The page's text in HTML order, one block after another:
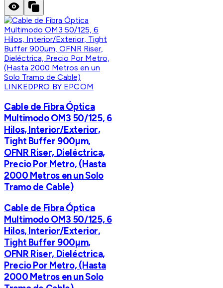
LINKEDPRO BY EPCOM
Cable de Fibra Óptica
Multimodo OM3 50/125, 6
Hilos, Interior/Exterior,
Tight Buffer 900µm,
OFNR Riser, Dieléctrica,
Precio Por Metro, (Hasta
2000 Metros en un Solo
Tramo de Cable)
Cable de Fibra Óptica
Multimodo OM3 50/125, 6
Hilos, Interior/Exterior,
Tight Buffer 900µm,
OFNR Riser, Dieléctrica,
Precio Por Metro, (Hasta
2000 Metros en un Solo